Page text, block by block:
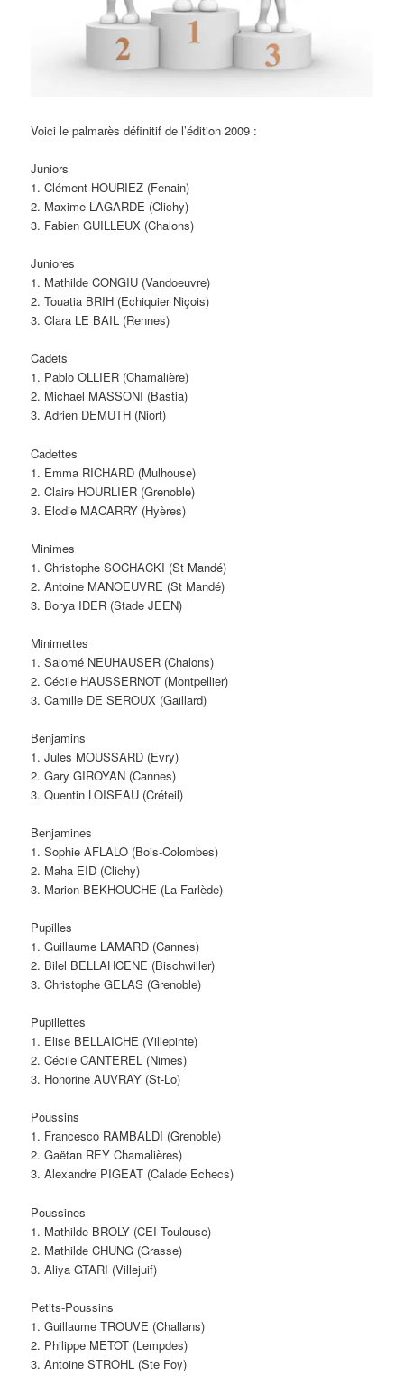
Voici le palmarès définitif de l’édition 2009 :
Juniors
1. Clément HOURIEZ (Fenain)
2. Maxime LAGARDE (Clichy)
3. Fabien GUILLEUX (Chalons)
Juniores
1. Mathilde CONGIU (Vandoeuvre)
2. Touatia BRIH (Echiquier Niçois)
3. Clara LE BAIL (Rennes)
Cadets
1. Pablo OLLIER (Chamalière)
2. Michael MASSONI (Bastia)
3. Adrien DEMUTH (Niort)
Cadettes
1. Emma RICHARD (Mulhouse)
2. Claire HOURLIER (Grenoble)
3. Elodie MACARRY (Hyères)
Minimes
1. Christophe SOCHACKI (St Mandé)
2. Antoine MANOEUVRE (St Mandé)
3. Borya IDER (Stade JEEN)
Minimettes
1. Salomé NEUHAUSER (Chalons)
2. Cécile HAUSSERNOT (Montpellier)
3. Camille DE SEROUX (Gaillard)
Benjamins
1. Jules MOUSSARD (Evry)
2. Gary GIROYAN (Cannes)
3. Quentin LOISEAU (Créteil)
Benjamines
1. Sophie AFLALO (Bois-Colombes)
2. Maha EID (Clichy)
3. Marion BEKHOUCHE (La Farlède)
Pupilles
1. Guillaume LAMARD (Cannes)
2. Bilel BELLAHCENE (Bischwiller)
3. Christophe GELAS (Grenoble)
Pupillettes
1. Elise BELLAICHE (Villepinte)
2. Cécile CANTEREL (Nimes)
3. Honorine AUVRAY (St-Lo)
Poussins
1. Francesco RAMBALDI (Grenoble)
2. Gaëtan REY Chamalières)
3. Alexandre PIGEAT (Calade Echecs)
Poussines
1. Mathilde BROLY (CEI Toulouse)
2. Mathilde CHUNG (Grasse)
3. Aliya GTARI (Villejuif)
Petits-Poussins
1. Guillaume TROUVE (Challans)
2. Philippe METOT (Lempdes)
3. Antoine STROHL (Ste Foy)